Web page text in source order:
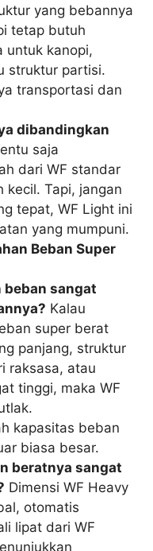
yang bebannya
tetap butuh
untuk kanopi,
struktur partisi.
transportasi dan
dibandingkan
saja
dari WF standar
kecil. Tapi, jangan
tepat, WF Light ini
yang mumpuni.
Beban Super
sangat
Kalau
super berat
panjang, struktur
raksasa, atau
tinggi, maka WF
kapasitas beban
biasa besar.
beratnya sangat
Dimensi WF Heavy
otomatis
lipat dari WF